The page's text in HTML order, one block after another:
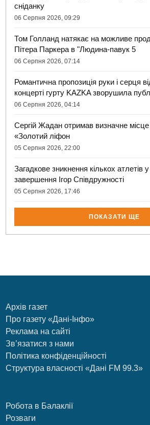
сніданку
06 Серпня 2026, 09:29
Том Голланд натякає на можливе
Пітера Паркера в "Людина-павук 5
06 Серпня 2026, 07:14
Романтична пропозиція руки і серця
концерті гурту KAZKA зворушила
06 Серпня 2026, 04:14
Сергій Жадан отримав визначне місце
«Золотий ліфон
05 Серпня 2026, 22:00
Загадкове зникнення кількох атлетів
завершення Ігор Співдружності
05 Серпня 2026, 17:46
ПОКАЗАТИ ЩЕ
Архів газет
Про газету «Дані-Інфо»
Реклама на сайті
Зв’язатися з нами
Політика конфіденційності
Структура власності «Дані FM 99.3»
Робота в Балаклії
Розваги